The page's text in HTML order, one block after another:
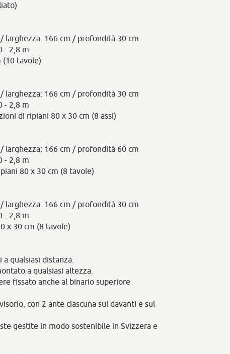
larghezza: 166 cm / profondità 30 cm
- 2,8 m
(10 tavole)
larghezza: 166 cm / profondità 30 cm
- 2,8 m
di ripiani 80 x 30 cm (8 assi)
larghezza: 166 cm / profondità 60 cm
- 2,8 m
80 x 30 cm (8 tavole)
larghezza: 166 cm / profondità 30 cm
- 2,8 m
x 30 cm (8 tavole)
qualsiasi distanza.
a qualsiasi altezza.
fissato anche al binario superiore
con 2 ante ciascuna sul davanti e sul
gestite in modo sostenibile in Svizzera e